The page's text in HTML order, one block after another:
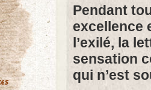
Pendant
excellence
l’exilé, la
sensation
qui n’est